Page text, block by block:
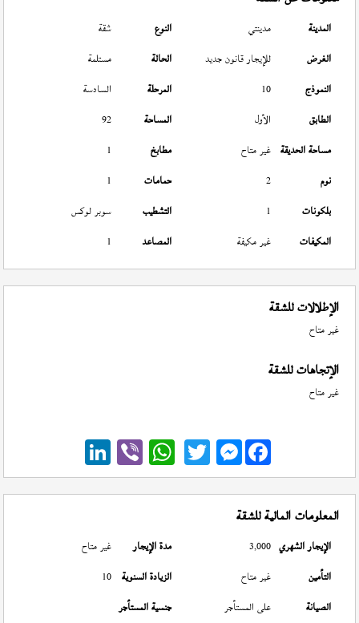
المدينة مدينتي النوع
شقة
الغرض
للإيجار قانون جديد الحالة
مستلمة
النموذج
10 المرحلة
السادسة
الطابق
الأول المساحة
92
مساحة الحديقة غير متاح مطابخ
1
نوم
2 حمامات
1
بلكونات
1 التشطيب
سوبر لوكس
المكيفات
غير مكيفة المصاعد 1
الإطلالات للشقة
غير متاح
الإتجاهات للشقة
غير متاح
Messenger
المعلومات المالية للشقة
الإيجار الشهري 3,000 مدة الإيجار
غير متاح
التأمين
غير متاح الزيادة السنوية 10
الصيانة
على المستأجر جنسية المستأجر